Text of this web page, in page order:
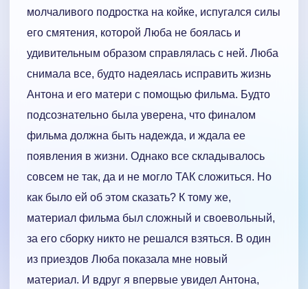
молчаливого подростка на койке, испугался силы
его смятения, которой Люба не боялась и
удивительным образом справлялась с ней. Люба
снимала все, будто надеялась исправить жизнь
Антона и его матери с помощью фильма. Будто
подсознательно была уверена, что финалом
фильма должна быть надежда, и ждала ее
появления в жизни. Однако все складывалось
совсем не так, да и не могло ТАК сложиться. Но
как было ей об этом сказать? К тому же,
материал фильма был сложный и своевольный,
за его сборку никто не решался взяться. В один
из приездов Люба показала мне новый
материал. И вдруг я впервые увидел Антона,